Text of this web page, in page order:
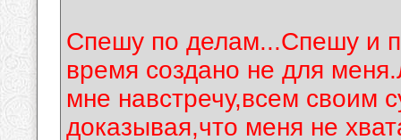
Спешу по делам...Спешу и
время создано не для
мне навстречу,всем своим
доказывая,что меня не